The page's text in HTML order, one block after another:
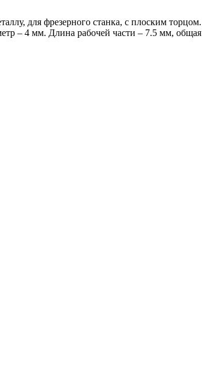
для фрезерного станка, с плоским
– 4 мм. Длина рабочей части – 7.5 мм,